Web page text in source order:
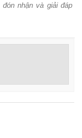
nhận và giải đáp